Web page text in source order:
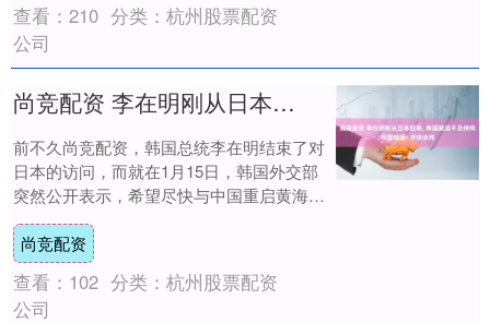
查看： 210 分类： 杭州股票配资
公司
尚竞配资 李在明刚从日本回来, 韩国就迫不及待向中国喊话: 尽快谈判
前不久尚竞配资，韩国总统李在明结束了对
日本的访问，而就在1月15日，韩国外交部
突然公开表示，希望尽快与中国重启黄海划
界问题的副部级谈判。 这番表态来得突然、
动作....
尚竞配资
查看： 102 分类： 杭州股票配资
公司